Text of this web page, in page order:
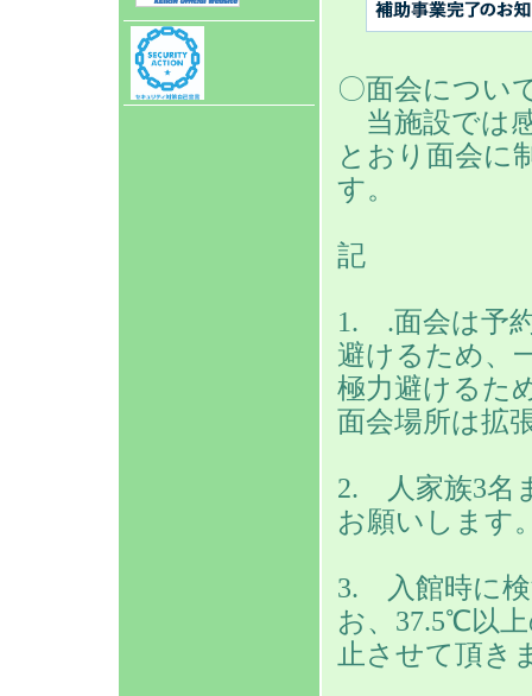
〇面会につい
当施設では
とおり面会に
す。
記
1. .面会は予
避けるため、
極力避けるた
面会場所は拡
2. 人家族3名
お願いします
3. 入館時に検
お、37.5℃以
止させて頂き